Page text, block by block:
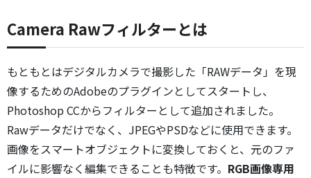
Camera Rawフィルターとは
もともとはデジタルカメラで撮影した「RAWデータ」を現
像するためのAdobeのプラグインとしてスタートし、
Photoshop CCからフィルターとして追加されました。
Rawデータだけでなく、JPEGやPSDなどに使用できます。
画像をスマートオブジェクトに変換しておくと、元のファ
イルに影響なく編集できることも特徴です。 RGB画像専用